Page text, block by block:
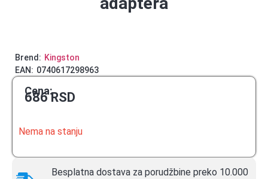
Brend: Kingston
EAN: 0740617298963
Cena:
686RSD
Nema na stanju
Besplatna dostava za porudžbine preko 10.000